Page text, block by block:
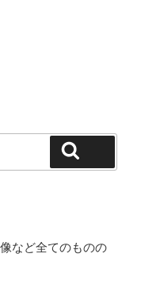
など全てのものの